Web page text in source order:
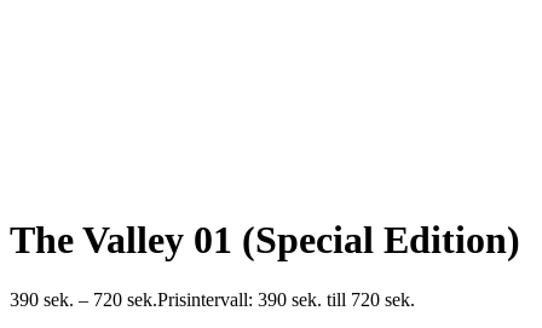
The Valley 01 (Special Edition)
390 sek. – 720 sek.Prisintervall: 390 sek. till 720 sek.